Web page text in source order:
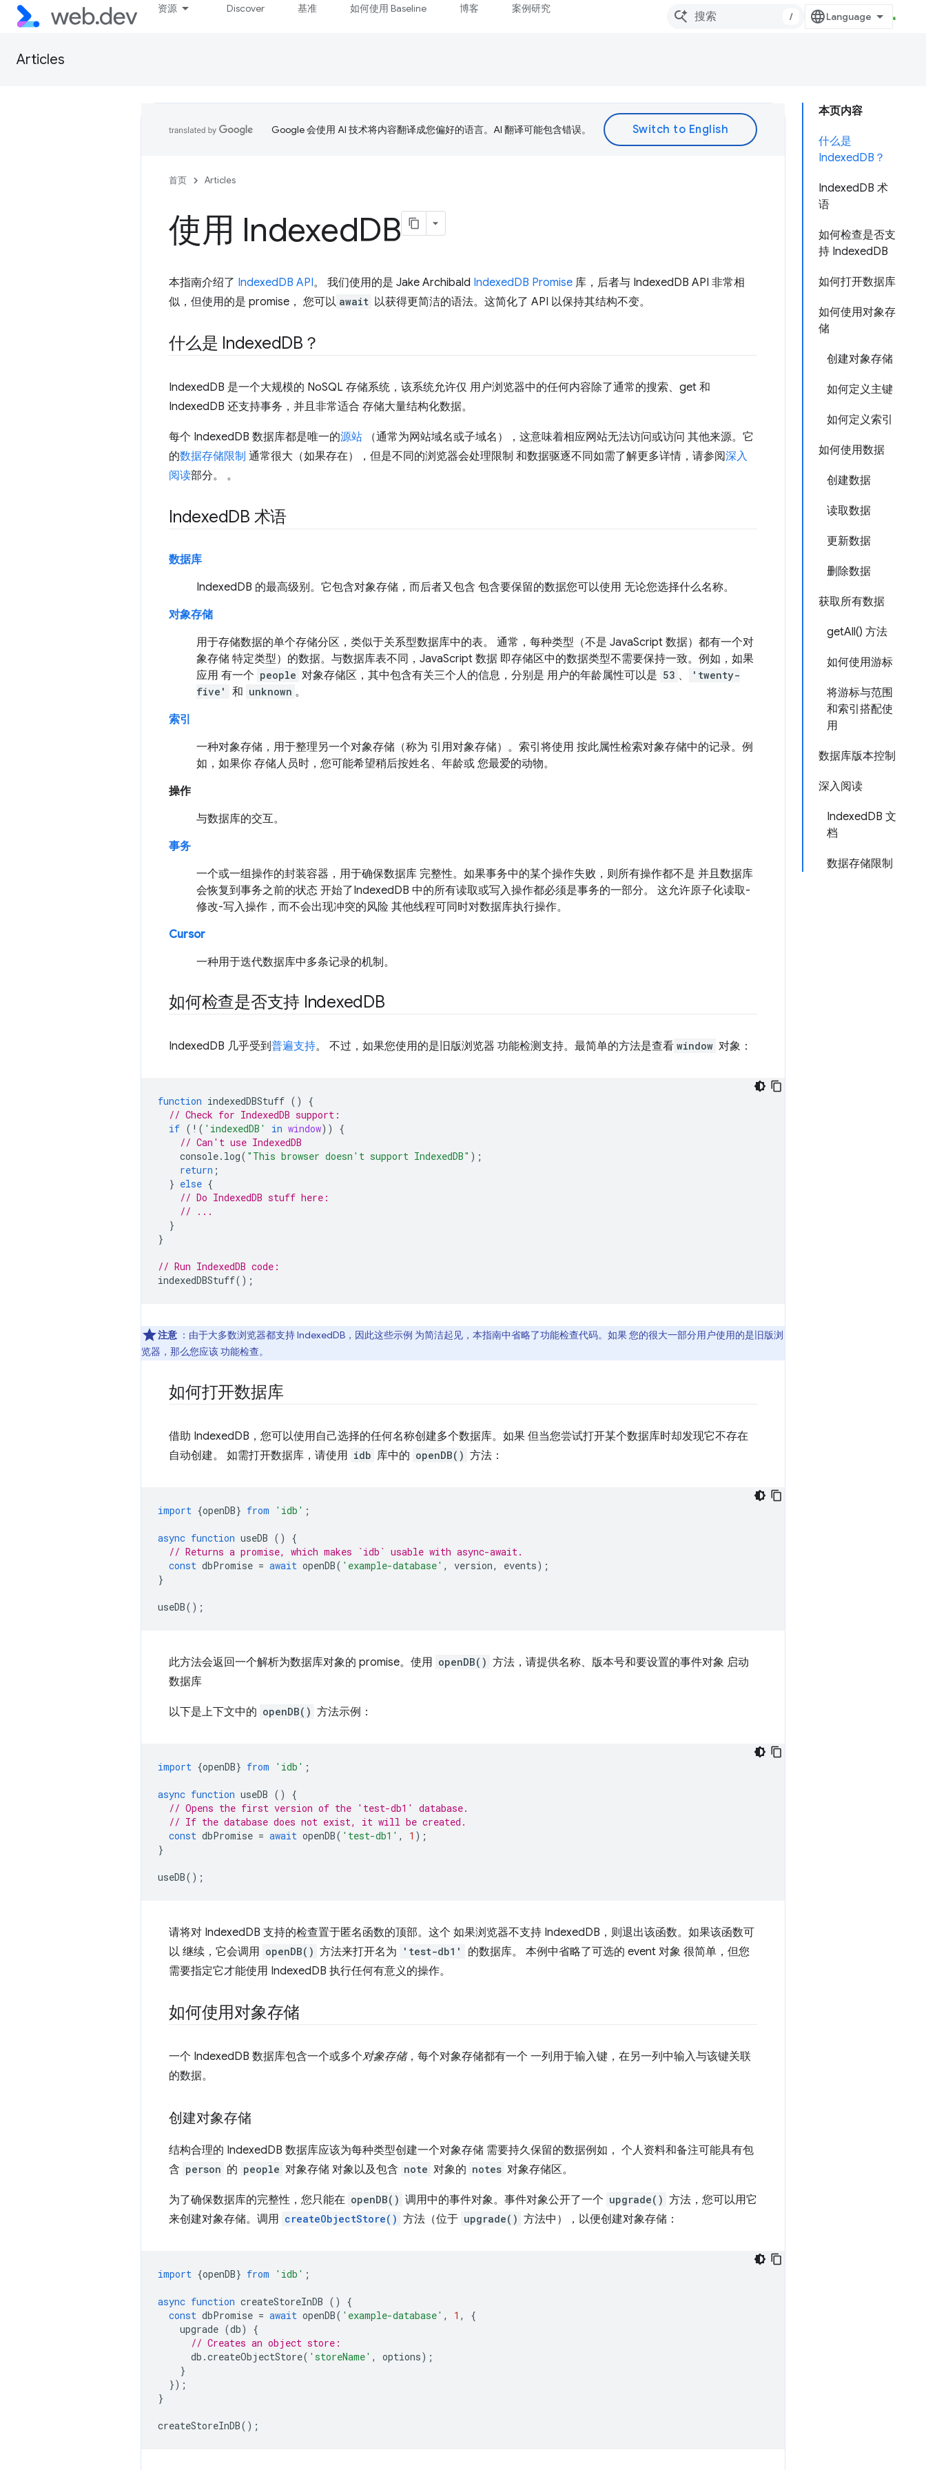
资源 Discover 基准 如何使用 Baseline 博客 案例研究
/
Articles
本页内容
什么是
IndexedDB？
IndexedDB 术
语
如何检查是否支
持 IndexedDB
如何打开数据库
如何使用对象存
储
创建对象存储
如何定义主键
如何定义索引
如何使用数据
创建数据
读取数据
更新数据
删除数据
获取所有数据
getAll() 方法
如何使用游标
将游标与范围
和索引搭配使
用
数据库版本控制
深入阅读
IndexedDB 文
档
数据存储限制
Google 会使用 AI 技术将内容翻译成您偏好的语言。AI 翻译可能包含错误。
首页 Articles
使用 IndexedDB
本指南介绍了 IndexedDB API。 我们使用的是 Jake Archibald IndexedDB Promise 库，后者与 IndexedDB API 非常相
似，但使用的是 promise， 您可以 await 以获得更简洁的语法。这简化了 API 以保持其结构不变。
什么是 IndexedDB？
IndexedDB 是一个大规模的 NoSQL 存储系统，该系统允许仅 用户浏览器中的任何内容除了通常的搜索、get 和
IndexedDB 还支持事务，并且非常适合 存储大量结构化数据。
每个 IndexedDB 数据库都是唯一的源站 （通常为网站域名或子域名），这意味着相应网站无法访问或访问 其他来源。它
的数据存储限制 通常很大（如果存在），但是不同的浏览器会处理限制 和数据驱逐不同如需了解更多详情，请参阅深入
阅读部分。 。
IndexedDB 术语
数据库
IndexedDB 的最高级别。它包含对象存储，而后者又包含 包含要保留的数据您可以使用 无论您选择什么名称。
对象存储
用于存储数据的单个存储分区，类似于关系型数据库中的表。 通常，每种类型（不是 JavaScript 数据）都有一个对
象存储 特定类型）的数据。与数据库表不同，JavaScript 数据 即存储区中的数据类型不需要保持一致。例如，如果
应用 有一个 people 对象存储区，其中包含有关三个人的信息，分别是 用户的年龄属性可以是 53 、
'twenty-
five'
和 unknown 。
索引
一种对象存储，用于整理另一个对象存储（称为 引用对象存储）。索引将使用 按此属性检索对象存储中的记录。例
如，如果你 存储人员时，您可能希望稍后按姓名、年龄或 您最爱的动物。
操作
与数据库的交互。
事务
一个或一组操作的封装容器，用于确保数据库 完整性。如果事务中的某个操作失败，则所有操作都不是 并且数据库
会恢复到事务之前的状态 开始了IndexedDB 中的所有读取或写入操作都必须是事务的一部分。 这允许原子化读取-
修改-写入操作，而不会出现冲突的风险 其他线程可同时对数据库执行操作。
Cursor
一种用于迭代数据库中多条记录的机制。
如何检查是否支持 IndexedDB
IndexedDB 几乎受到普遍支持。 不过，如果您使用的是旧版浏览器 功能检测支持。最简单的方法是查看 window 对象：
function indexedDBStuff ()
{
// Check for IndexedDB support:
if ( ! ( 'indexedDB' in window))
{
// Can't use IndexedDB
console. log( "This browser doesn't support IndexedDB" );
return ;
} else {
// Do IndexedDB stuff here:
// ...
}
}
// Run IndexedDB code:
indexedDBStuff();
注意 ：由于大多数浏览器都支持 IndexedDB，因此这些示例 为简洁起见，本指南中省略了功能检查代码。如果 您的很大一部分用户使用的是旧版浏
览器，那么您应该 功能检查。
如何打开数据库
借助 IndexedDB，您可以使用自己选择的任何名称创建多个数据库。如果 但当您尝试打开某个数据库时却发现它不存在
自动创建。 如需打开数据库，请使用 idb 库中的 openDB() 方法：
import {openDB} from 'idb' ;
async function useDB ()
{
// Returns a promise, which makes `idb` usable with async-await.
const dbPromise = await openDB( 'example-database' , version, events);
}
useDB();
此方法会返回一个解析为数据库对象的 promise。使用 openDB() 方法，请提供名称、版本号和要设置的事件对象 启动
数据库
以下是上下文中的 openDB() 方法示例：
import {openDB} from 'idb' ;
async function useDB ()
{
// Opens the first version of the 'test-db1' database.
// If the database does not exist, it will be created.
const dbPromise = await openDB( 'test-db1' , 1 );
}
useDB();
请将对 IndexedDB 支持的检查置于匿名函数的顶部。这个 如果浏览器不支持 IndexedDB，则退出该函数。如果该函数可
以 继续，它会调用 openDB() 方法来打开名为 'test-db1'
的数据库。 本例中省略了可选的 event 对象 很简单，但您
需要指定它才能使用 IndexedDB 执行任何有意义的操作。
如何使用对象存储
一个 IndexedDB 数据库包含一个或多个对象存储，每个对象存储都有一个 一列用于输入键，在另一列中输入与该键关联
的数据。
创建对象存储
结构合理的 IndexedDB 数据库应该为每种类型创建一个对象存储 需要持久保留的数据例如， 个人资料和备注可能具有包
含 person 的 people 对象存储 对象以及包含 note 对象的 notes 对象存储区。
为了确保数据库的完整性，您只能在 openDB() 调用中的事件对象。事件对象公开了一个 upgrade() 方法，您可以用它
来创建对象存储。调用 createObjectStore() 方法（位于 upgrade() 方法中），以便创建对象存储：
import {openDB} from 'idb' ;
async function createStoreInDB ()
{
const dbPromise = await openDB( 'example-database' , 1 ,
{
upgrade (db)
{
// Creates an object store:
db .createObjectStore( 'storeName' , options);
}
});
}
createStoreInDB();